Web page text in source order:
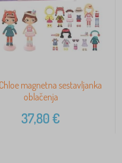
magnetna sestavljanka
oblačenja
37,80€